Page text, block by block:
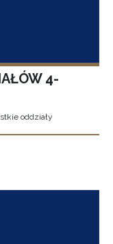
4-
oddziały